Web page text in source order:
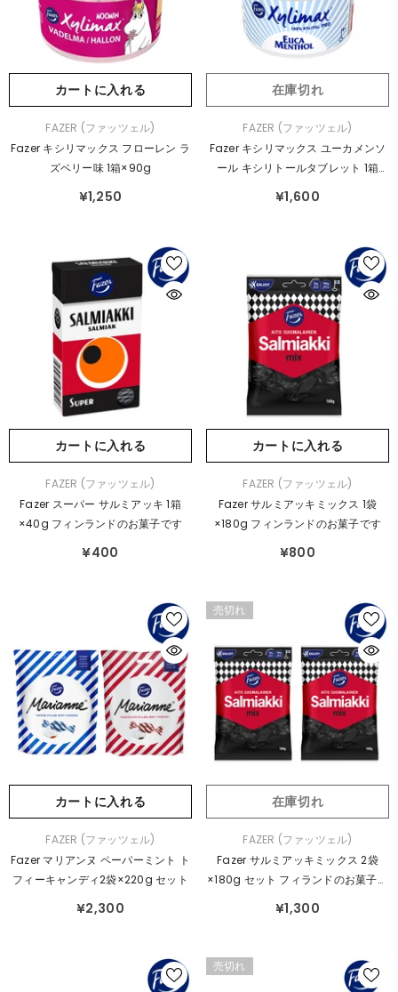
カートに入れる
売
FAZER (ファッツェル)
Fazer キシリマックス フローレン ラ
ズベリー味 1箱×90g
¥1,250
在庫切れ
売
元：
FAZER (ファッツェル)
Fazer キシリマックス ユーカメンソ
ール キシリトールタブレット 1箱
¥1,600
カートに入れる
元：
FAZER (ファッツェル)
Fazer スーパー サルミアッキ 1箱
×40g フィンランドのお菓子です
¥400
カートに入れる
元：
FAZER (ファッツェル)
Fazer サルミアッキミックス 1袋
×180g フィンランドのお菓子です
¥800
カートに入れる
売
元：
FAZER (ファッツェル)
Fazer マリアンヌ ペーパーミント ト
フィーキャンディ2袋×220g セット
¥2,300
売切れ
在庫切れ
元：
FAZER (ファッツェル)
Fazer サルミアッキミックス 2袋
×180g セット フィランドのお菓子で
¥1,300
売切れ